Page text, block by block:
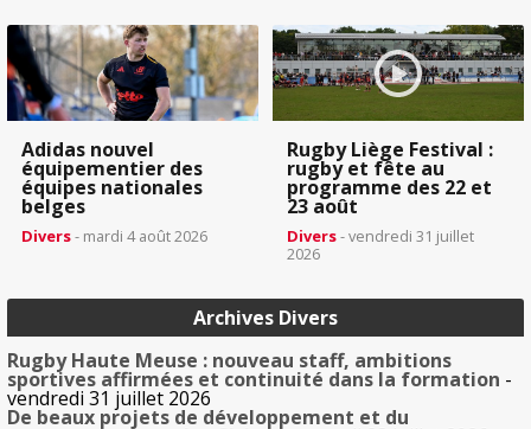
Adidas nouvel
équipementier des
équipes nationales
belges
Divers- mardi 4 août 2026
Rugby Liège Festival :
rugby et fête au
programme des 22 et
23 août
Divers- vendredi 31 juillet
2026
Archives Divers
Rugby Haute Meuse : nouveau staff, ambitions
sportives affirmées et continuité dans la formation -
vendredi 31 juillet 2026
De beaux projets de développement et du